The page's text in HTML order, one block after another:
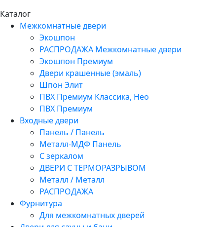
Каталог
Межкомнатные двери
Экошпон
РАСПРОДАЖА Межкомнатные двери
Экошпон Премиум
Двери крашенные (эмаль)
Шпон Элит
ПВХ Премиум Классика, Нео
ПВХ Премиум
Входные двери
Панель / Панель
Металл-МДФ Панель
С зеркалом
ДВЕРИ С ТЕРМОРАЗРЫВОМ
Металл / Металл
РАСПРОДАЖА
Фурнитура
Для межкомнатных дверей